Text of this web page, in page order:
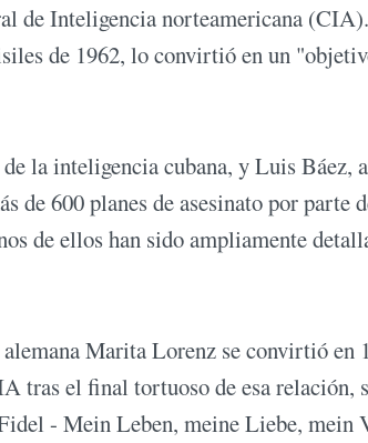
de Inteligencia norteamericana
de 1962, lo convirtió en un
la inteligencia cubana, y Luis
de 600 planes de asesinato por
de ellos han sido ampliamente
Marita Lorenz se convirtió en
tras el final tortuoso de esa relación,
- Mein Leben, meine Liebe,